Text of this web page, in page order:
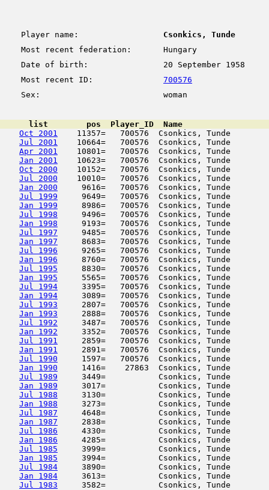
Player name:
Csonkics, Tunde
Most recent federation:
Hungary
Date of birth:
20 September 1958
Most recent ID:
700576
Sex:
woman
list        pos  Player_ID  Name
Oct 2001
11357=   700576  Csonkics, Tunde
Jul 2001
10664=   700576  Csonkics, Tunde
Apr 2001
10801=   700576  Csonkics, Tunde
Jan 2001
10623=   700576  Csonkics, Tunde
Oct 2000
10152=   700576  Csonkics, Tunde
Jul 2000
10010=   700576  Csonkics, Tunde
Jan 2000
9616=   700576  Csonkics, Tunde
Jul 1999
9649=   700576  Csonkics, Tunde
Jan 1999
8986=   700576  Csonkics, Tunde
Jul 1998
9496=   700576  Csonkics, Tunde
Jan 1998
9193=   700576  Csonkics, Tunde
Jul 1997
9485=   700576  Csonkics, Tunde
Jan 1997
8683=   700576  Csonkics, Tunde
Jul 1996
9265=   700576  Csonkics, Tunde
Jan 1996
8760=   700576  Csonkics, Tunde
Jul 1995
8830=   700576  Csonkics, Tunde
Jan 1995
5565=   700576  Csonkics, Tunde
Jul 1994
3395=   700576  Csonkics, Tunde
Jan 1994
3089=   700576  Csonkics, Tunde
Jul 1993
2807=   700576  Csonkics, Tunde
Jan 1993
2888=   700576  Csonkics, Tunde
Jul 1992
3487=   700576  Csonkics, Tunde
Jan 1992
3352=   700576  Csonkics, Tunde
Jul 1991
2859=   700576  Csonkics, Tunde
Jan 1991
2891=   700576  Csonkics, Tunde
Jul 1990
1597=   700576  Csonkics, Tunde
Jan 1990
1416=    27863  Csonkics, Tunde
Jul 1989
3449=           Csonkics, Tunde
Jan 1989
3017=           Csonkics, Tunde
Jul 1988
3130=           Csonkics, Tunde
Jan 1988
3273=           Csonkics, Tunde
Jul 1987
4648=           Csonkics, Tunde
Jan 1987
2838=           Csonkics, Tunde
Jul 1986
4330=           Csonkics, Tunde
Jan 1986
4285=           Csonkics, Tunde
Jul 1985
3999=           Csonkics, Tunde
Jan 1985
3994=           Csonkics, Tunde
Jul 1984
3890=           Csonkics, Tunde
Jan 1984
3613=           Csonkics, Tunde
Jul 1983
3582=           Csonkics, Tunde